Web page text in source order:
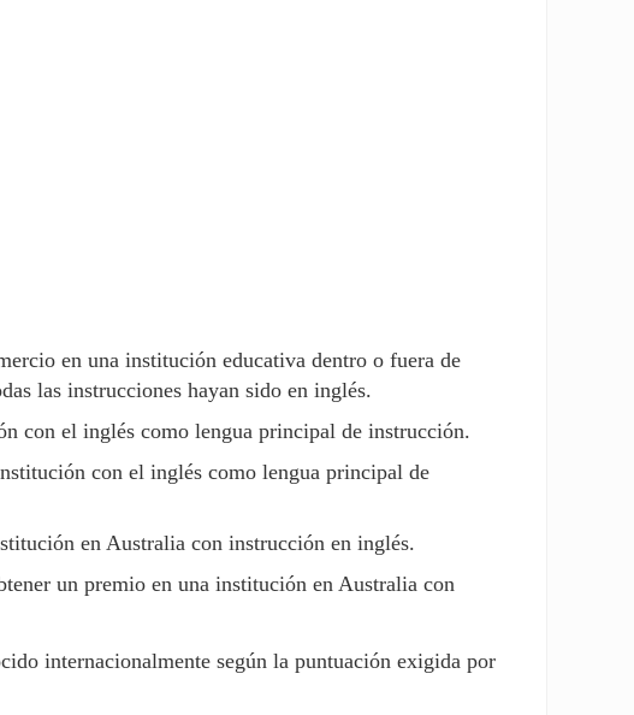
en una institución educativa dentro o fuera de
las instrucciones hayan sido en inglés.
con el inglés como lengua principal de instrucción.
con el inglés como lengua principal de
en Australia con instrucción en inglés.
un premio en una institución en Australia con
internacionalmente según la puntuación exigida por